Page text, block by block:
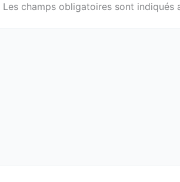
Les champs obligatoires sont indiqués